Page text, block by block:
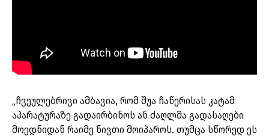
„ჩვეულებრივი ამბავია, რომ შუა ჩაწერისას კატამ
აპარატურაზე გადაირბინოს ან ძაღლმა გადასაღები
მოედნიდან რაიმე ნივთი მოიპაროს. თუმცა სწორედ ეს